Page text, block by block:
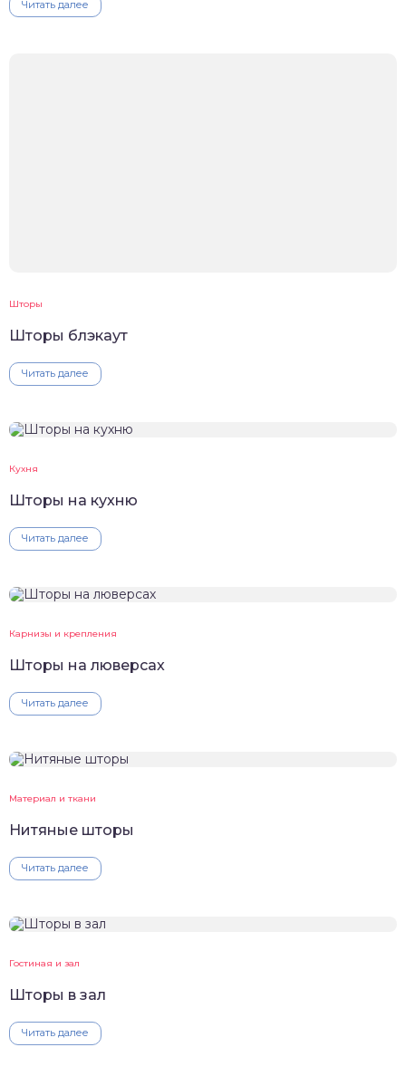
Читать далее
Шторы
Шторы блэкаут
Читать далее
Кухня
Шторы на кухню
Читать далее
Карнизы и крепления
Шторы на люверсах
Читать далее
Материал и ткани
Нитяные шторы
Читать далее
Гостиная и зал
Шторы в зал
Читать далее